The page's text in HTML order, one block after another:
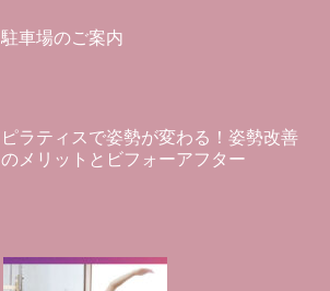
駐車場のご案内
ピラティスで姿勢が変わる！姿勢改善
のメリットとビフォーアフター